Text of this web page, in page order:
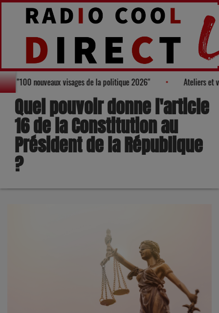
des "100 nouveaux visages de la politique 2026"
Quel pouvoir donne l'article
16 de la Constitution au
Président de la République
?